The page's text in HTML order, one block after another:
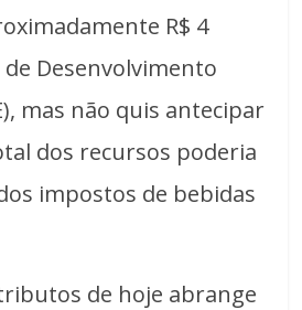
R$ 4
Desenvolvimento
mas não quis antecipar
dos recursos poderia
impostos de bebidas
de hoje abrange